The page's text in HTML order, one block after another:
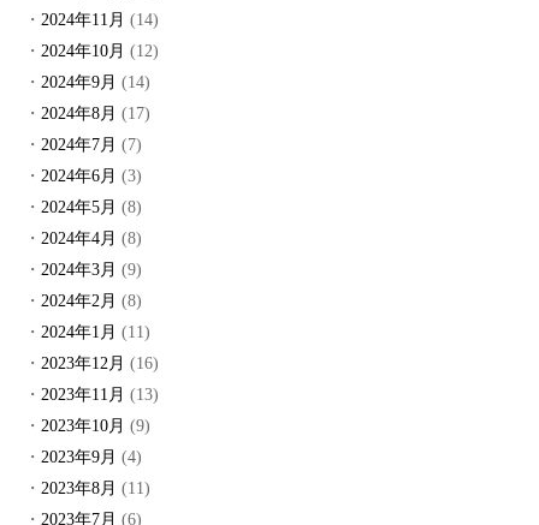
2024年11月 (14)
2024年10月 (12)
2024年9月 (14)
2024年8月 (17)
2024年7月 (7)
2024年6月 (3)
2024年5月 (8)
2024年4月 (8)
2024年3月 (9)
2024年2月 (8)
2024年1月 (11)
2023年12月 (16)
2023年11月 (13)
2023年10月 (9)
2023年9月 (4)
2023年8月 (11)
2023年7月 (6)